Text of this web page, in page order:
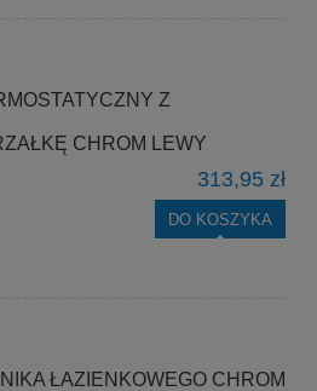
Z
CHROM LEWY
313,95 zł
DO KOSZYKA
ŁAZIENKOWEGO CHROM